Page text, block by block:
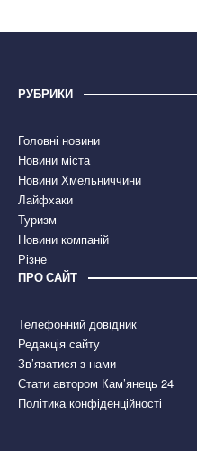
РУБРИКИ
Головні новини
Новини міста
Новини Хмельниччини
Лайфхаки
Туризм
Новини компаній
Різне
ПРО САЙТ
Телефонний довідник
Редакція сайту
Зв’язатися з нами
Стати автором Кам’янець 24
Політика конфіденційності